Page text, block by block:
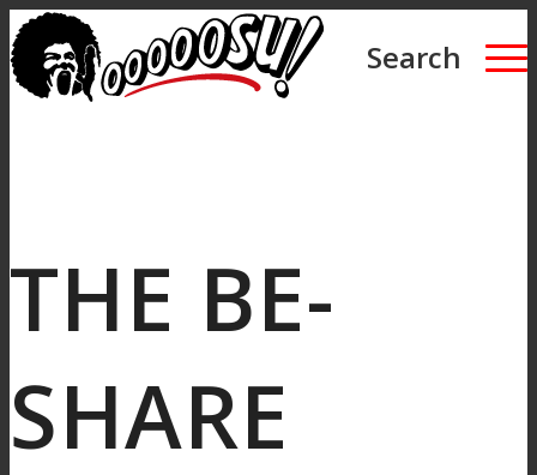
Search
THE BE-
SHARE